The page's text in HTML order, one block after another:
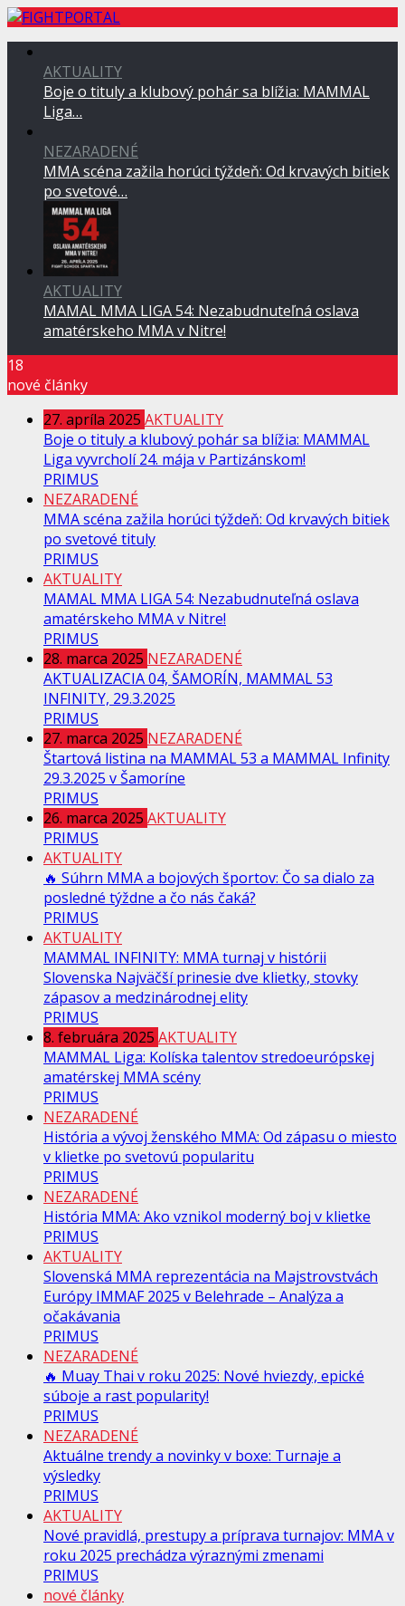
AKTUALITY
Boje o tituly a klubový pohár sa blížia: MAMMAL
Liga…
NEZARADENÉ
MMA scéna zažila horúci týždeň: Od krvavých bitiek
po svetové…
AKTUALITY
MAMAL MMA LIGA 54: Nezabudnuteľná oslava
amatérskeho MMA v Nitre!
18
nové články
27. apríla 2025 AKTUALITY
Boje o tituly a klubový pohár sa blížia: MAMMAL
Liga vyvrcholí 24. mája v Partizánskom!
PRIMUS
NEZARADENÉ
MMA scéna zažila horúci týždeň: Od krvavých bitiek
po svetové tituly
PRIMUS
AKTUALITY
MAMAL MMA LIGA 54: Nezabudnuteľná oslava
amatérskeho MMA v Nitre!
PRIMUS
28. marca 2025 NEZARADENÉ
AKTUALIZACIA 04, ŠAMORÍN, MAMMAL 53
INFINITY, 29.3.2025
PRIMUS
27. marca 2025 NEZARADENÉ
Štartová listina na MAMMAL 53 a MAMMAL Infinity
29.3.2025 v Šamoríne
PRIMUS
26. marca 2025 AKTUALITY
PRIMUS
AKTUALITY
🔥 Súhrn MMA a bojových športov: Čo sa dialo za
posledné týždne a čo nás čaká?
PRIMUS
AKTUALITY
MAMMAL INFINITY: MMA turnaj v histórii
Slovenska Najväčší prinesie dve klietky, stovky
zápasov a medzinárodnej elity
PRIMUS
8. februára 2025 AKTUALITY
MAMMAL Liga: Kolíska talentov stredoeurópskej
amatérskej MMA scény
PRIMUS
NEZARADENÉ
História a vývoj ženského MMA: Od zápasu o miesto
v klietke po svetovú popularitu
PRIMUS
NEZARADENÉ
História MMA: Ako vznikol moderný boj v klietke
PRIMUS
AKTUALITY
Slovenská MMA reprezentácia na Majstrovstvách
Európy IMMAF 2025 v Belehrade – Analýza a
očakávania
PRIMUS
NEZARADENÉ
🔥 Muay Thai v roku 2025: Nové hviezdy, epické
súboje a rast popularity!
PRIMUS
NEZARADENÉ
Aktuálne trendy a novinky v boxe: Turnaje a
výsledky
PRIMUS
AKTUALITY
Nové pravidlá, prestupy a príprava turnajov: MMA v
roku 2025 prechádza výraznými zmenami
PRIMUS
nové články